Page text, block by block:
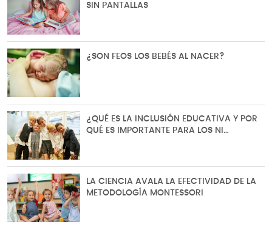
SIN PANTALLAS
¿SON FEOS LOS BEBÉS AL NACER?
¿QUÉ ES LA INCLUSIÓN EDUCATIVA Y POR
QUÉ ES IMPORTANTE PARA LOS NI…
LA CIENCIA AVALA LA EFECTIVIDAD DE LA
METODOLOGÍA MONTESSORI